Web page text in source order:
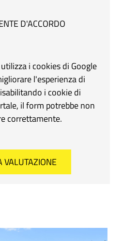
D'ACCORDO
i cookies di Google
l'esperienza di
i cookie di
il form potrebbe non
correttamente.